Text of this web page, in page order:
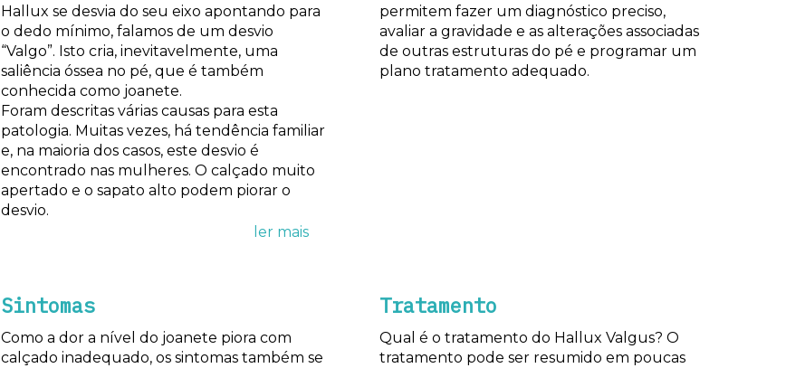
Hallux se desvia do seu eixo apontando para
o dedo mínimo, falamos de um desvio
“Valgo”. Isto cria, inevitavelmente, uma
saliência óssea no pé, que é também
conhecida como joanete.
Foram descritas várias causas para esta
patologia. Muitas vezes, há tendência familiar
e, na maioria dos casos, este desvio é
encontrado nas mulheres. O calçado muito
apertado e o sapato alto podem piorar o
desvio.
permitem fazer um diagnóstico preciso,
avaliar a gravidade e as alterações associadas
de outras estruturas do pé e programar um
plano tratamento adequado.
Sintomas
Como a dor a nível do joanete piora com
calçado inadequado, os sintomas também se
Tratamento
Qual é o tratamento do Hallux Valgus? O
tratamento pode ser resumido em poucas